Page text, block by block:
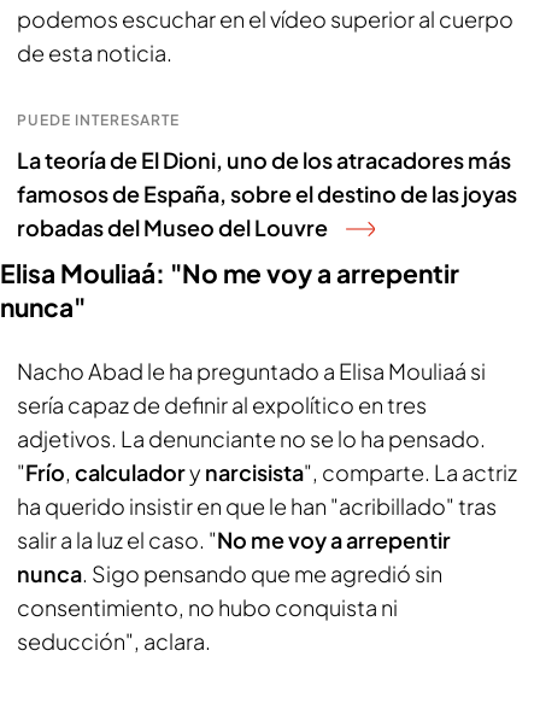
podemos escuchar en el vídeo superior al cuerpo
de esta noticia.
PUEDE INTERESARTE
La teoría de El Dioni, uno de los atracadores más
famosos de España, sobre el destino de las joyas
robadas del Museo del Louvre
Elisa Mouliaá: "No me voy a arrepentir
nunca"
Nacho Abad le ha preguntado a Elisa Mouliaá si
sería capaz de definir al expolítico en tres
adjetivos. La denunciante no se lo ha pensado.
"Frío, calculadory narcisista", comparte. La actriz
ha querido insistir en que le han "acribillado" tras
salir a la luz el caso. "No me voy a arrepentir
nunca. Sigo pensando que me agredió sin
consentimiento, no hubo conquista ni
seducción", aclara.